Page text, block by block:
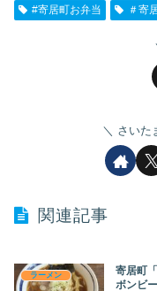
#寄居町お弁当
＃寄
さいた
関連記事
ラーメン
寄居町
ボンビ